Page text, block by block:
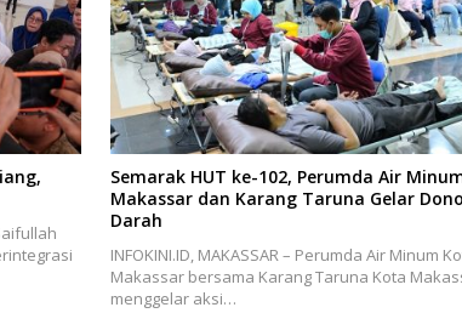
Semarak HUT ke-102, Perumda Air
Makassar dan Karang Taruna Gelar
Darah
INFOKINI.ID, MAKASSAR – Perumda Air Minum
Makassar bersama Karang Taruna Kota
menggelar aksi…